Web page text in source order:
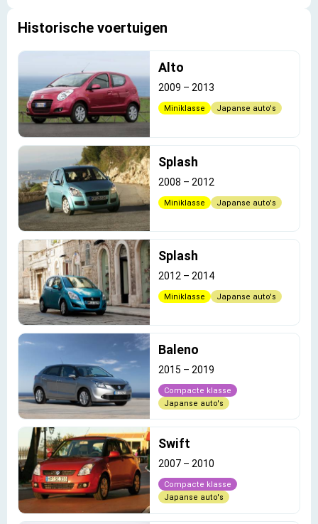
Historische voertuigen
Alto
2009 – 2013
Miniklasse Japanse auto's
Splash
2008 – 2012
Miniklasse Japanse auto's
Splash
2012 – 2014
Miniklasse Japanse auto's
Baleno
2015 – 2019
Compacte klasse
Japanse auto's
Swift
2007 – 2010
Compacte klasse
Japanse auto's